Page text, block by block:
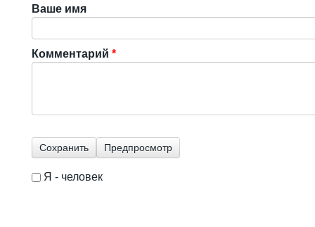
Ваше имя
Комментарий *
Я - человек